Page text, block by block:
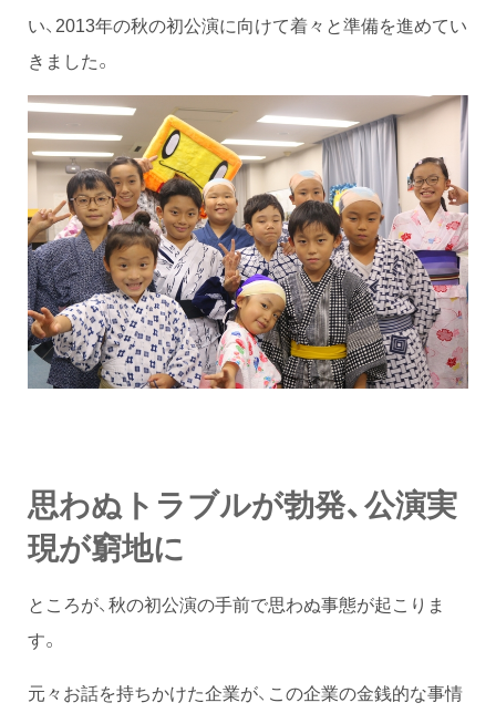
い、2013年の秋の初公演に向けて着々と準備を進めてい
きました。
思わぬトラブルが勃発、公演実
現が窮地に
ところが、秋の初公演の手前で思わぬ事態が起こりま
す。
元々お話を持ちかけた企業が、この企業の金銭的な事情